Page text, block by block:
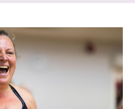
Ymholiad Nawr
Hyd I Ganolfan